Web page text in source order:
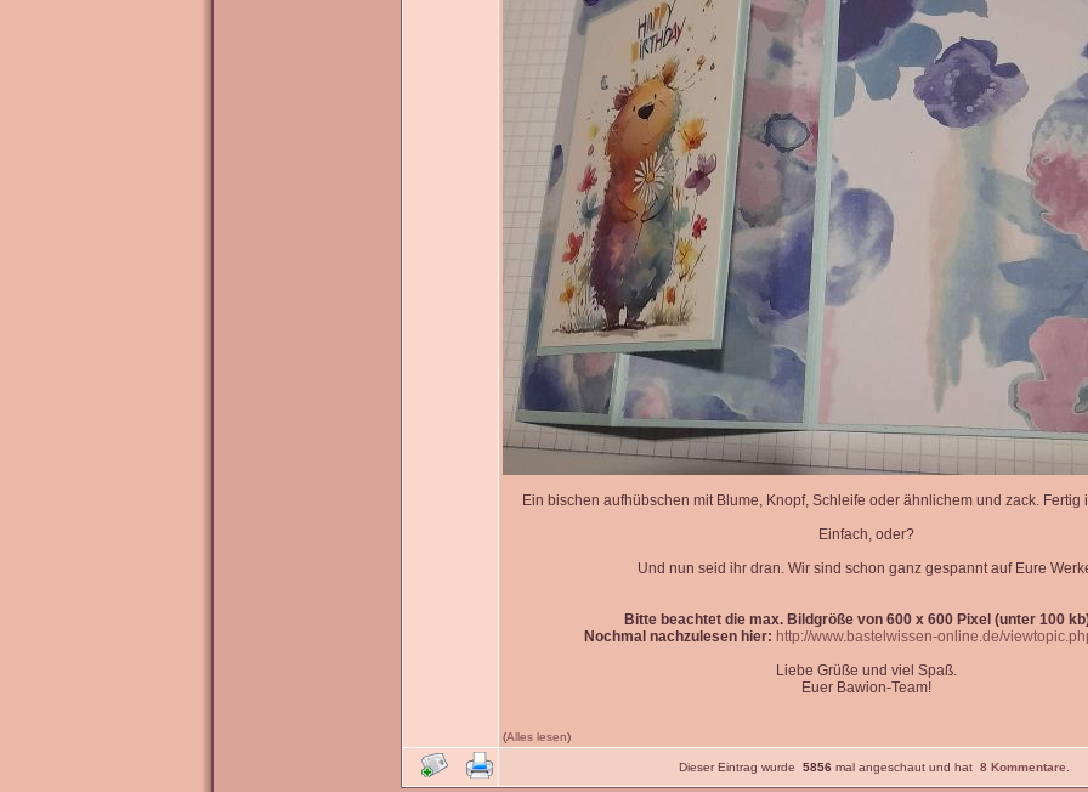
Ein bischen aufhübschen mit Blume, Knopf, Schleife oder ähnlichem und zack. Fertig
Einfach, oder?
Und nun seid ihr dran. Wir sind schon ganz gespannt auf Eure
Bitte beachtet die max. Bildgröße von 600 x 600 Pixel (unter 100
Nochmal nachzulesen hier: http://www.bastelwissen-online.de/
Liebe Grüße und viel Spaß.
Euer Bawion-Team!
(Alles lesen)
Dieser Eintrag wurde 5856 mal angeschaut und hat 8 Kommentare